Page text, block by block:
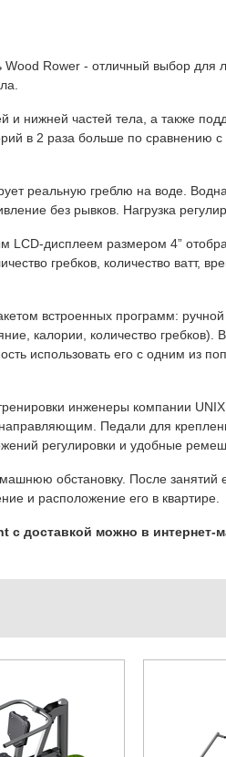
Wood Rower - отличный выбор
нижней частей тела, а также
в 2 раза больше по сравнению
реальную греблю на воде.
без рывков. Нагрузка
LCD-дисплеем размером 4”
гребков, количество ватт,
встроенных программ:
калории, количество
использовать его с одним из
инженеры компании
Педали для
регулировки и удобные
обстановку. После занятий
и расположение его в квартире.
с доставкой можно в интернет-